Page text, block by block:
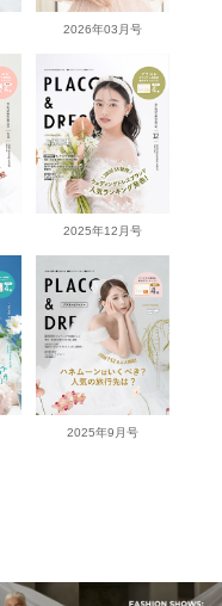
2026年03月号
2025年12月号
2025年9月号